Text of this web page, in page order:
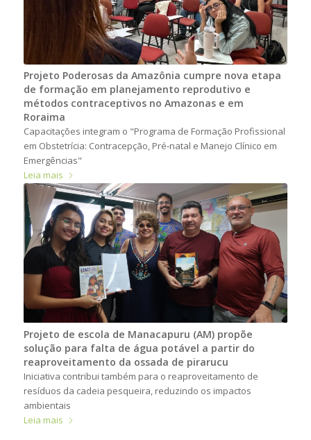
Projeto Poderosas da Amazônia cumpre nova etapa
de formação em planejamento reprodutivo e
métodos contraceptivos no Amazonas e em
Roraima
Capacitações integram o "Programa de Formação Profissional
em Obstetrícia: Contracepção, Pré-natal e Manejo Clínico em
Emergências"
Leia mais
Projeto de escola de Manacapuru (AM) propõe
solução para falta de água potável a partir do
reaproveitamento da ossada de pirarucu
Iniciativa contribui também para o reaproveitamento de
resíduos da cadeia pesqueira, reduzindo os impactos
ambientais
Leia mais